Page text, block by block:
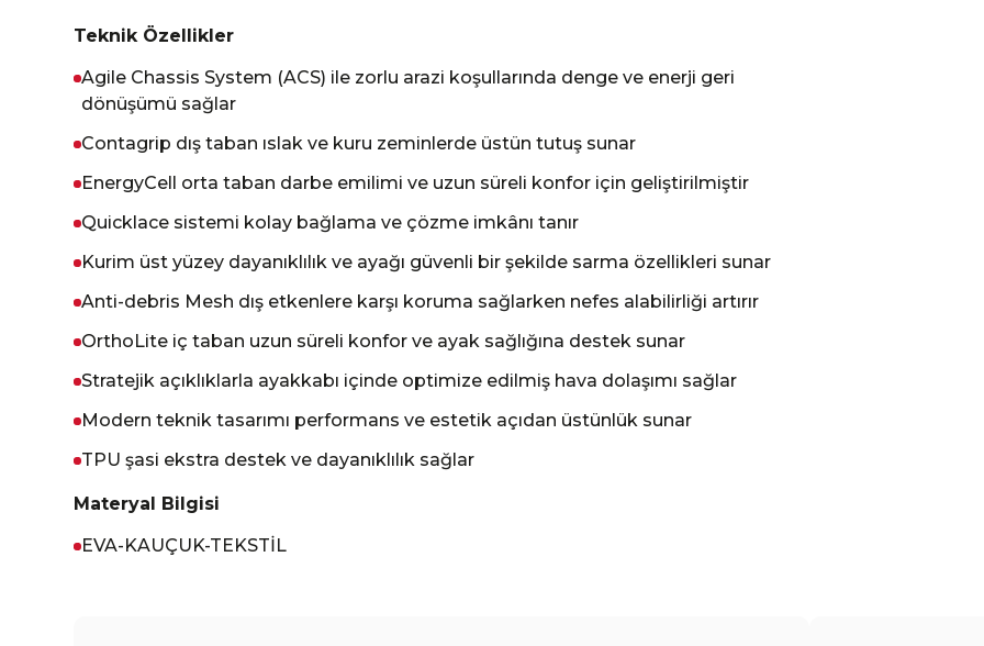
Teknik Özellikler
Agile Chassis System (ACS) ile zorlu arazi koşullarında denge ve enerji geri
dönüşümü sağlar
Contagrip dış taban ıslak ve kuru zeminlerde üstün tutuş sunar
EnergyCell orta taban darbe emilimi ve uzun süreli konfor için geliştirilmiştir
Quicklace sistemi kolay bağlama ve çözme imkânı tanır
Kurim üst yüzey dayanıklılık ve ayağı güvenli bir şekilde sarma özellikleri sunar
Anti-debris Mesh dış etkenlere karşı koruma sağlarken nefes alabilirliği artırır
OrthoLite iç taban uzun süreli konfor ve ayak sağlığına destek sunar
Stratejik açıklıklarla ayakkabı içinde optimize edilmiş hava dolaşımı sağlar
Modern teknik tasarımı performans ve estetik açıdan üstünlük sunar
TPU şasi ekstra destek ve dayanıklılık sağlar
Materyal Bilgisi
EVA-KAUÇUK-TEKSTİL